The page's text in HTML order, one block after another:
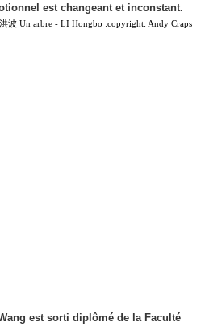
est changeant et inconstant.
波 Un arbre - LI Hongbo :copyright: Andy Craps
est sorti diplômé de la Faculté